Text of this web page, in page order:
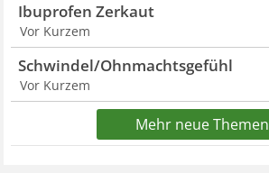
Ibuprofen Zerkaut
Vor Kurzem
Schwindel/Ohnmachtsgefühl
Vor Kurzem
Mehr neue Themen